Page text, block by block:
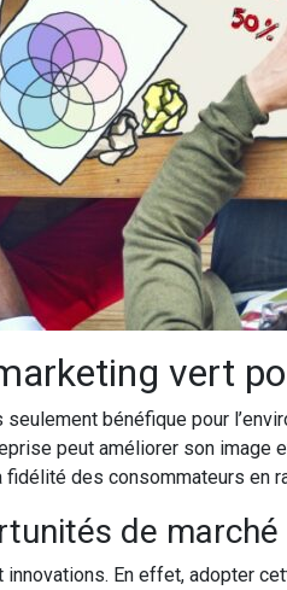
vert
seulement bénéfique pour
peut améliorer son
des consommateurs en
de marché
innovations. En effet, adopter